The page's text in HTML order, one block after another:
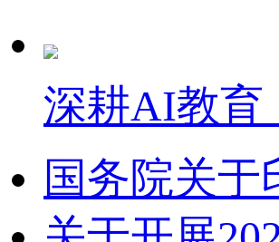
深耕AI教
国务院关于